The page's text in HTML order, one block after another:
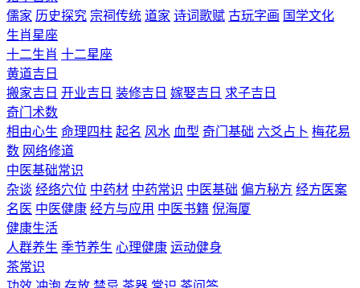
儒家 历史探究 宗祠传统 道家 诗词歌赋 古玩字画 国学文化
生肖星座
十二生肖 十二星座
黄道吉日
搬家吉日 开业吉日 装修吉日 嫁娶吉日 求子吉日
奇门术数
相由心生 命理四柱 起名 风水 血型 奇门基础 六爻占卜 梅花易
数 网络修道
中医基础常识
杂谈 经络穴位 中药材 中药常识 中医基础 偏方秘方 经方医案
名医 中医健康 经方与应用 中医书籍 倪海厦
健康生活
人群养生 季节养生 心理健康 运动健身
茶常识